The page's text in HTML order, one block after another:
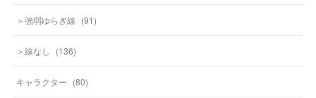
＞強弱ゆらぎ線 (91)
＞線なし (136)
キャラクター (80)